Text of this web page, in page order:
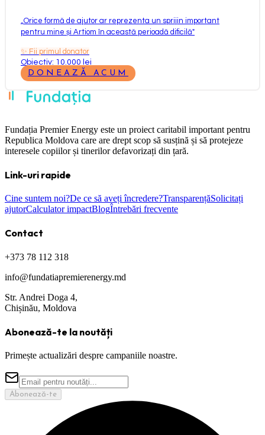
Orice formă de ajutor ar reprezenta un sprijin important
pentru mine și Artiom în această perioadă dificilă"
✨ Fii primul donator
Obiectiv: 10.000 lei
DONEAZĂ ACUM
Fundația Premier Energy este un proiect caritabil important pentru
Republica Moldova care are drept scop să susțină și să protejeze
interesele copiilor și tinerilor defavorizați din țară.
Link-uri rapide
Cine suntem noi?De ce să aveți încredere?TransparențăSolicitați
ajutorCalculator impactBlogÎntrebări frecvente
Contact
+373 78 112 318
info@fundatiapremierenergy.md
Str. Andrei Doga 4,
Chișinău, Moldova
Abonează-te la noutăți
Primește actualizări despre campaniile noastre.
Abonează-te